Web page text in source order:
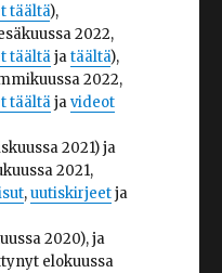
täältä),
2022,
täältäjatäältä),
2022,
täältäjavideot
2021) ja
2021,
,uutiskirjeetja
2020), ja
elokuussa